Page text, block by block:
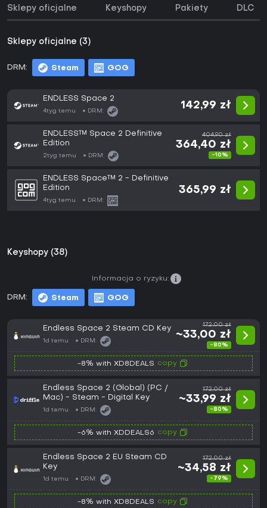
Sklepy oficjalne Keyshopy Pakiety DLC
Sklepy oficjalne (3)
DRM: Steam GOG
ENDLESS Space 2
4tyg temu DRM:
142,99 zł
ENDLESS™ Space 2 Definitive
Edition
2tyg temu DRM:
404,90 zł
364,40 zł
-10%
ENDLESS Space™ 2 - Definitive
Edition
4tyg temu DRM:
365,99 zł
Keyshopy (38)
DRM: Steam GOG
Informacja o ryzyku:
Endless Space 2 Steam CD Key
1d temu DRM:
172,00 zł
~33,00 zł
-80%
-8% with XD8DEALS copy
Endless Space 2 (Global) (PC /
Mac) - Steam - Digital Key
1d temu DRM:
172,00 zł
~33,99 zł
-80%
-6% with XDDEALS6 copy
Endless Space 2 EU Steam CD
Key
1d temu DRM:
172,00 zł
~34,58 zł
-79%
-8% with XD8DEALS copy